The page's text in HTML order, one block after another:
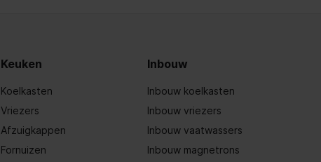
Keuken
Koelkasten
Vriezers
Afzuigkappen
Fornuizen
Inbouw
Inbouw koelkasten
Inbouw vriezers
Inbouw vaatwassers
Inbouw magnetrons